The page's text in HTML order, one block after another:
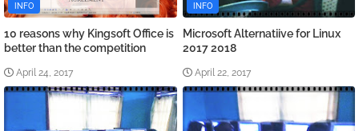
INFO
10 reasons why Kingsoft Office is
better than the competition
April 24, 2017
INFO
Microsoft Alternatiive for Linux
2017 2018
April 22, 2017